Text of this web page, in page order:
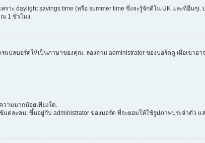
าะ daylight savings time (หรือ summer time ซึ่งจะรู้จักดีใน UK และที่อื่น
1 ชั่วโมง.
แปลบอร์ดให้เป็นภาษาของคุณ. ลองถาม administrator ของบอร์ดดู เผื่อเข
ามมากน้อยเพียงใด.
ละคน. ขึ้นอยู่กับ administrator ของบอร์ด ที่จะยอมให้ใช้รูปภาพประจำตัว